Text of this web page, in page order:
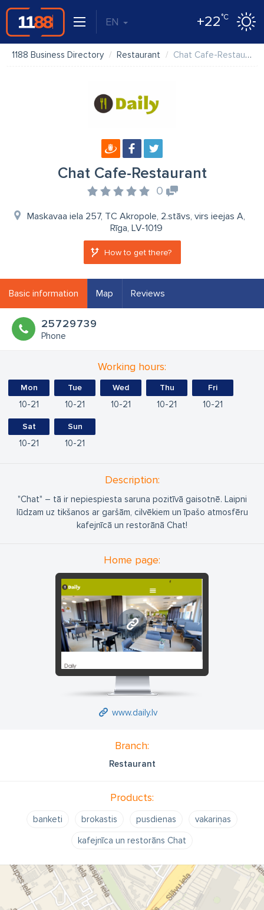
EN +22°C
1188 Business Directory Restaurant Chat Cafe-Restaurant
Chat Cafe-Restaurant
0
Maskavaa iela 257, TC Akropole, 2.stāvs, virs ieejas A,
Rīga, LV-1019
How to get there?
Basic information Map Reviews
25729739
Phone
Working hours:
Mon
10 21
Tue
10 21
Wed
10 21
Thu
10 21
Fri
10 21
Sat
10 21
Sun
10 21
Description:
"Chat" – tā ir nepiespiesta saruna pozitīvā gaisotnē. Laipni
lūdzam uz tikšanos ar garšām, cilvēkiem un īpašo atmosfēru
kafejnīcā un restorānā Chat!
Home page:
www.daily.lv
www.daily.lv
Branch:
Restaurant
Products:
banketi brokastis pusdienas
vakariņas
kafejnīca un restorāns Chat